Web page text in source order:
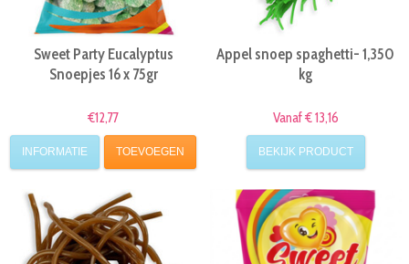
Sweet Party Eucalyptus
Snoepjes 16 x 75gr
€12,77
INFORMATIE TOEVOEGEN
Appel snoep spaghetti- 1,350
kg
Vanaf € 13,16
BEKIJK PRODUCT